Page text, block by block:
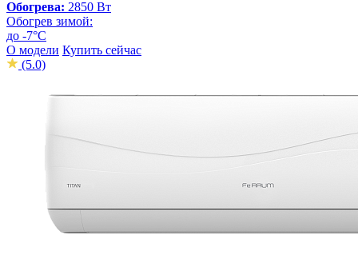
Обогрева: 2850 Вт
Обогрев зимой:
до -7°С
О модели Купить сейчас
(5.0)